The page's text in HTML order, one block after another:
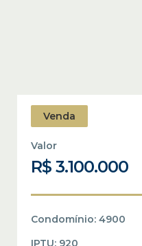
Venda
Valor
R$ 3.100.000
Condomínio: 4900
IPTU: 920